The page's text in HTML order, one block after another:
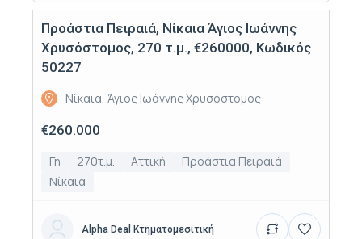
Πώληση
Προάστια Πειραιά, Νίκαια Άγιος Ιωάννης
Χρυσόστομος, 270 τ.μ., €260000, Κωδικός
50227
Νίκαια, Άγιος Ιωάννης Χρυσόστομος
€260.000
Γη 270τ.μ. Αττική
Προάστια Πειραιά
Νίκαια
Alpha Deal Κτηματομεσιτική